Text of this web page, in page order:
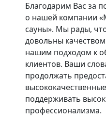
Благодарим Вас за
о нашей компании
сауны». Мы рады,
довольны
нашим подходом к
клиентов. Ваши
продолжать
поддерживать
профессионализма.